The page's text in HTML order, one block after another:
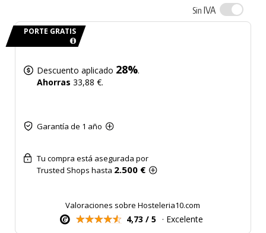
Sin IVA
PORTE GRATIS
Descuento aplicado 28%.
Ahorras 33,88 €.
Garantía de 1 año
Tu compra está asegurada por
Trusted Shops hasta 2.500 €
Valoraciones sobre Hosteleria10.com
4,73 / 5 · Excelente